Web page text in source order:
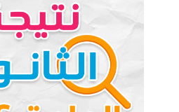
ديانة صبري
هل صبري نخنوخ
حقيقة ديانة